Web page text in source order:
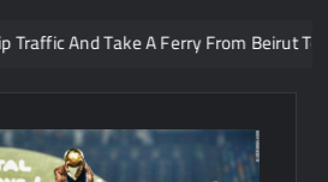
And Take A Ferry From Beirut To